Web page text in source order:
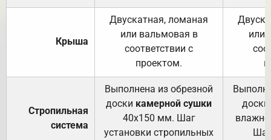
Крыша
Двускатная, ломаная
или вальмовая в
соответствии с
проектом.
или
Стропильная
система
Выполнена из обрезной
доски камерной сушки
40х150 мм. Шаг
установки стропильных
доски